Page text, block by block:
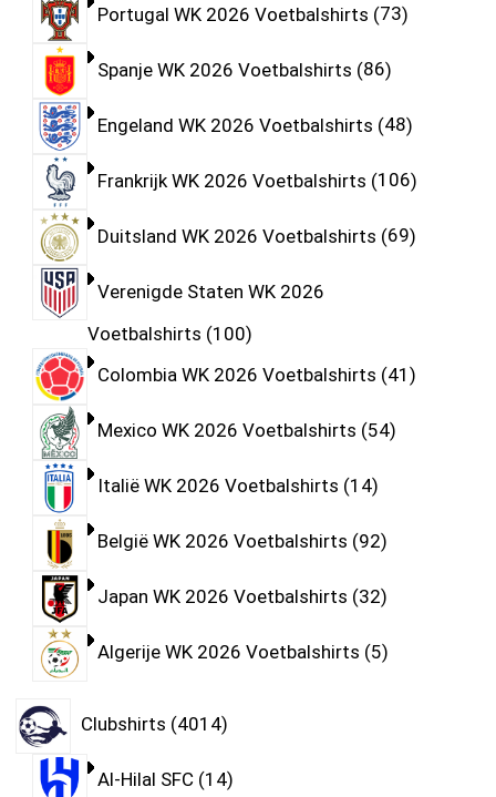
Portugal WK 2026 Voetbalshirts 73
Spanje WK 2026 Voetbalshirts 86
Engeland WK 2026 Voetbalshirts 48
Frankrijk WK 2026 Voetbalshirts 106
Duitsland WK 2026 Voetbalshirts 69
Verenigde Staten WK 2026
Voetbalshirts 100
Colombia WK 2026 Voetbalshirts 41
Mexico WK 2026 Voetbalshirts 54
Italië WK 2026 Voetbalshirts 14
België WK 2026 Voetbalshirts 92
Japan WK 2026 Voetbalshirts 32
Algerije WK 2026 Voetbalshirts 5
Clubshirts 4014
Al-Hilal SFC 14